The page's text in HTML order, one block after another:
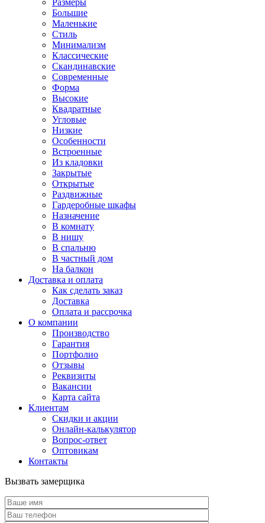
Размеры
Большие
Маленькие
Стиль
Минимализм
Классические
Скандинавские
Современные
Форма
Высокие
Квадратные
Угловые
Низкие
Особенности
Встроенные
Из кладовки
Закрытые
Открытые
Раздвижные
Гардеробные шкафы
Назначение
В комнату
В нишу
В спальню
В частный дом
На балкон
Доставка и оплата
Как сделать заказ
Доставка
Оплата и рассрочка
О компании
Производство
Гарантия
Портфолио
Отзывы
Реквизиты
Вакансии
Карта сайта
Клиентам
Скидки и акции
Онлайн-калькулятор
Вопрос-ответ
Оптовикам
Контакты
Вызвать замерщика